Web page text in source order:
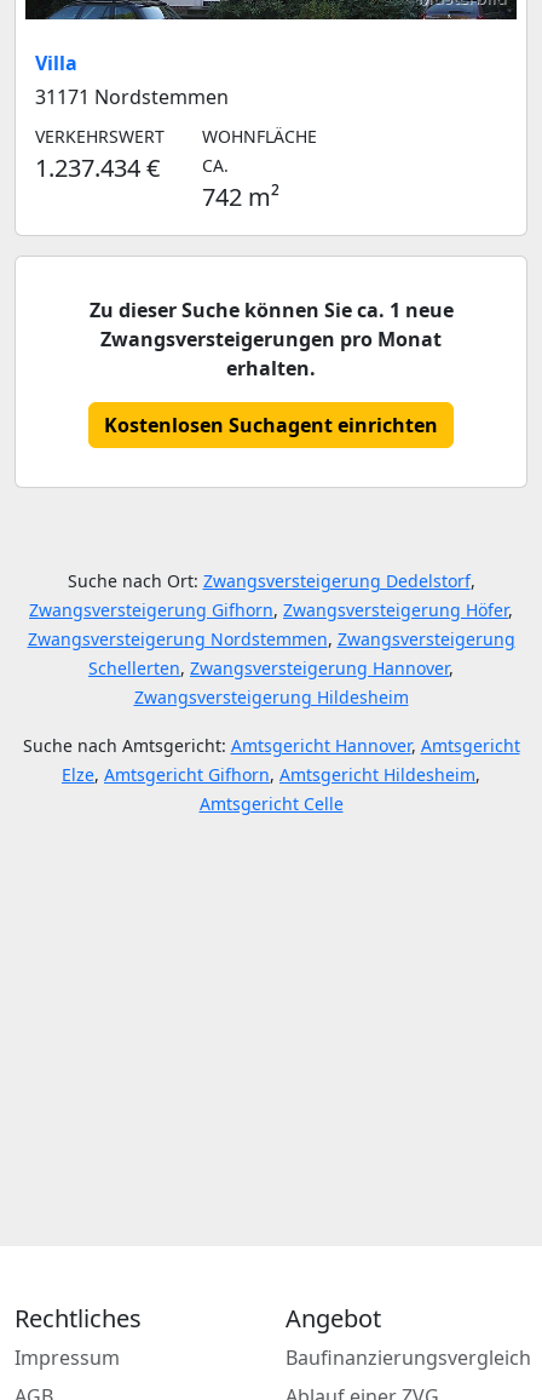
Villa
31171 Nordstemmen
VERKEHRSWERT
1.237.434 €
WOHNFLÄCHE
CA.
742 m²
Zu dieser Suche können Sie ca. 1 neue
Zwangsversteigerungen pro Monat
erhalten.
Kostenlosen Suchagent einrichten
Suche nach Ort: Zwangsversteigerung Dedelstorf,
Zwangsversteigerung Gifhorn, Zwangsversteigerung Höfer,
Zwangsversteigerung Nordstemmen, Zwangsversteigerung
Schellerten, Zwangsversteigerung Hannover,
Zwangsversteigerung Hildesheim
Suche nach Amtsgericht: Amtsgericht Hannover, Amtsgericht
Elze, Amtsgericht Gifhorn, Amtsgericht Hildesheim,
Amtsgericht Celle
Rechtliches
Impressum
Angebot
Baufinanzierungsvergleich